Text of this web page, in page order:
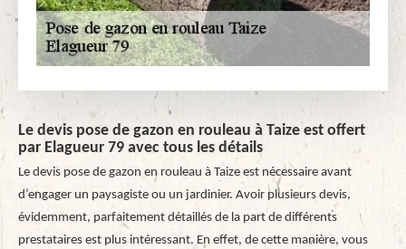
Le devis pose de gazon en rouleau à Taize est offert
par Elagueur 79 avec tous les détails
Le devis pose de gazon en rouleau à Taize est nécessaire avant
d’engager un paysagiste ou un jardinier. Avoir plusieurs devis,
évidemment, parfaitement détaillés de la part de différents
prestataires est plus intéressant. En effet, de cette manière, vous